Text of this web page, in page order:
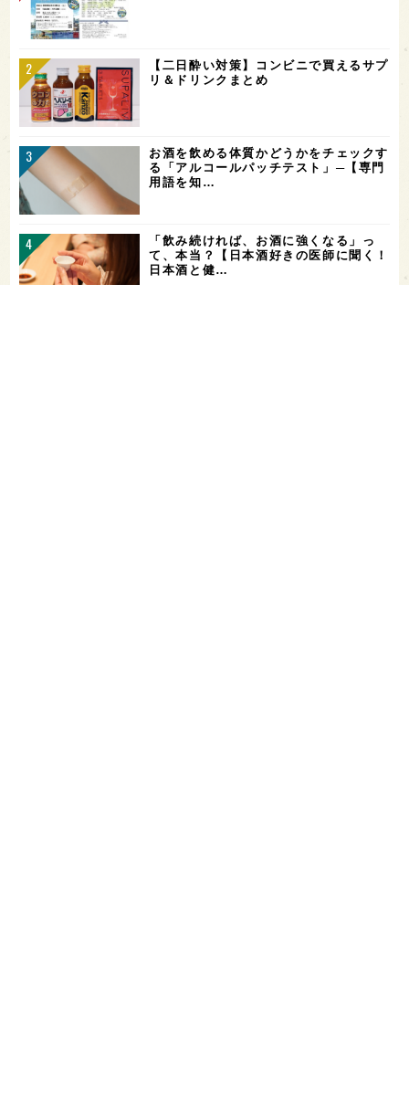
【二日酔い対策】コンビニで買えるサプ
リ＆ドリンクまとめ
お酒を飲める体質かどうかをチェックす
る「アルコールパッチテスト」─【専門
用語を知…
「飲み続ければ、お酒に強くなる」っ
て、本当？【日本酒好きの医師に聞く！
日本酒と健…